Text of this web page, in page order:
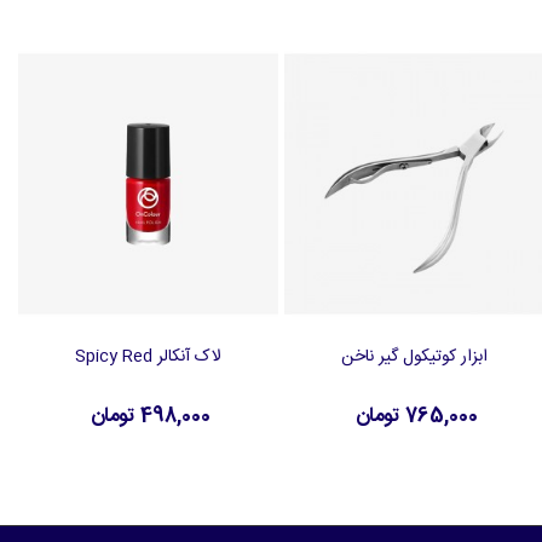
افزودن به سبد خرید
ابزار کوتیکول گیر ناخن
765,000 تومان
افزودن به سبد خرید
لاک آنکالر Spicy Red
498,000 تومان